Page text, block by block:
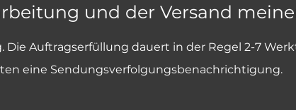
und der Versand
Auftragserfüllung dauert in der Regel 2-7
eine Sendungsverfolgungsbenachrichtigung.